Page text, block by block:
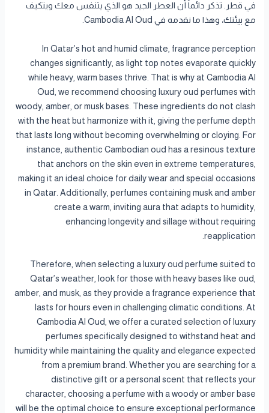
في قطر. تذكر دائماً أن العطر الجيد هو الذي يتنفس معك ويتكيف
مع بيئتك، وهذا ما نقدمه في Cambodia Al Oud.
In Qatar’s hot and humid climate, fragrance perception
changes significantly, as light top notes evaporate quickly
while heavy, warm bases thrive. That is why at Cambodia Al
Oud, we recommend choosing luxury oud perfumes with
woody, amber, or musk bases. These ingredients do not clash
with the heat but harmonize with it, giving the perfume depth
that lasts long without becoming overwhelming or cloying. For
instance, authentic Cambodian oud has a resinous texture
that anchors on the skin even in extreme temperatures,
making it an ideal choice for daily wear and special occasions
in Qatar. Additionally, perfumes containing musk and amber
create a warm, inviting aura that adapts to humidity,
enhancing longevity and sillage without requiring
reapplication.
Therefore, when selecting a luxury oud perfume suited to
Qatar’s weather, look for those with heavy bases like oud,
amber, and musk, as they provide a fragrance experience that
lasts for hours even in challenging climatic conditions. At
Cambodia Al Oud, we offer a curated selection of luxury
perfumes specifically designed to withstand heat and
humidity while maintaining the quality and elegance expected
from a premium brand. Whether you are searching for a
distinctive gift or a personal scent that reflects your
character, choosing a perfume with a woody or amber base
will be the optimal choice to ensure exceptional performance